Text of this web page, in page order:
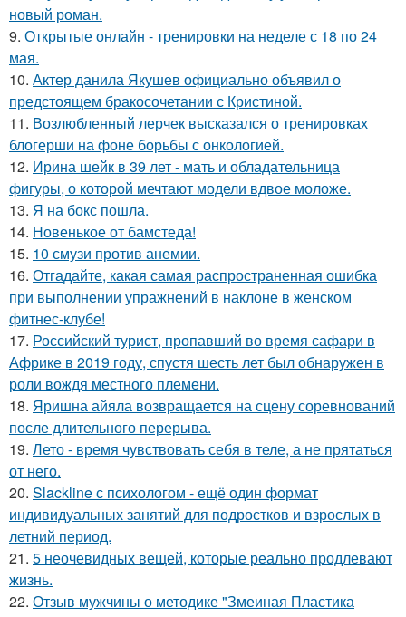
новый роман.
9. Открытые онлайн - тренировки на неделе с 18 по 24
мая.
10. Актер данила Якушев официально объявил о
предстоящем бракосочетании с Кристиной.
11. Возлюбленный лерчек высказался о тренировках
блогерши на фоне борьбы с онкологией.
12. Ирина шейк в 39 лет - мать и обладательница
фигуры, о которой мечтают модели вдвое моложе.
13. Я на бокс пошла.
14. Новенькое от бамстеда!
15. 10 смузи против анемии.
16. Отгадайте, какая самая распространенная ошибка
при выполнении упражнений в наклоне в женском
фитнес-клубе!
17. Российский турист, пропавший во время сафари в
Африке в 2019 году, спустя шесть лет был обнаружен в
роли вождя местного племени.
18. Яришна айяла возвращается на сцену соревнований
после длительного перерыва.
19. Лето - время чувствовать себя в теле, а не прятаться
от него.
20. Slackline с психологом - ещё один формат
индивидуальных занятий для подростков и взрослых в
летний период.
21. 5 неочевидных вещей, которые реально продлевают
жизнь.
22. Отзыв мужчины о методике "Змеиная Пластика